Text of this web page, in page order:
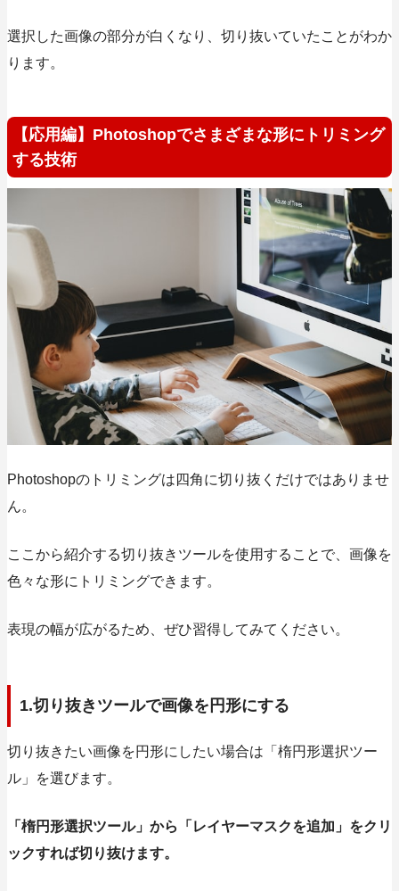
選択した画像の部分が白くなり、切り抜いていたことがわか
ります。
【応用編】Photoshopでさまざまな形にトリミング
する技術
Photoshopのトリミングは四角に切り抜くだけではありませ
ん。
ここから紹介する切り抜きツールを使用することで、画像を
色々な形にトリミングできます。
表現の幅が広がるため、ぜひ習得してみてください。
1.切り抜きツールで画像を円形にする
切り抜きたい画像を円形にしたい場合は 「楕円形選択ツー
ル」
を選びます。
「楕円形選択ツール」から「レイヤーマスクを追加」をクリ
ックすれば切り抜けます。